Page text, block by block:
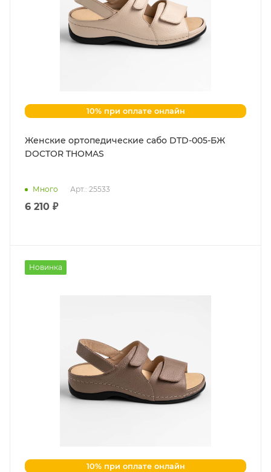
10% при оплате онлайн
Женские ортопедические сабо DTD-005-БЖ
DOCTOR THOMAS
Много Арт.: 25533
6 210 ₽
Новинка
10% при оплате онлайн